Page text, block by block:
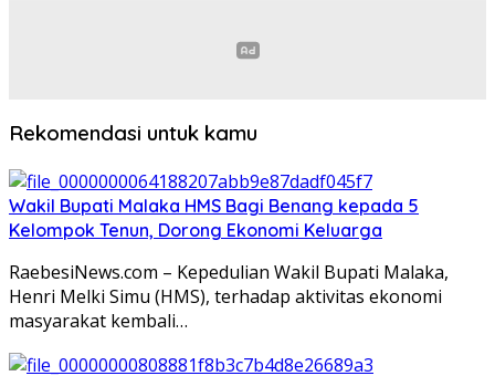
Rekomendasi untuk kamu
Wakil Bupati Malaka HMS Bagi Benang kepada 5
Kelompok Tenun, Dorong Ekonomi Keluarga
RaebesiNews.com – Kepedulian Wakil Bupati Malaka,
Henri Melki Simu (HMS), terhadap aktivitas ekonomi
masyarakat kembali…